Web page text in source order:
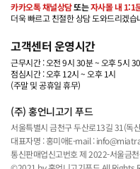
카카오톡 채널상담또는자사몰 내 1:1
더욱 빠르고 친절한 상담 도와드리겠습
고객센터 운영시간
근무시간 : 오전 9시 30분 ~ 오후 5시
점심시간 : 오후 12시 ~ 오후 1시
(주말 및 공휴일 휴무)
(주) 홍언니고기 푸드
서울특별시 금천구 두산로13길 31(독
대표자명 : 홍미애E-mail :
통신판매업신고번호 제 2022-서울금